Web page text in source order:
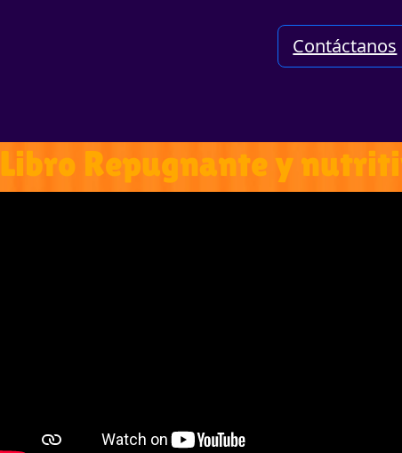
Contáctanos
Libro Repugnante y